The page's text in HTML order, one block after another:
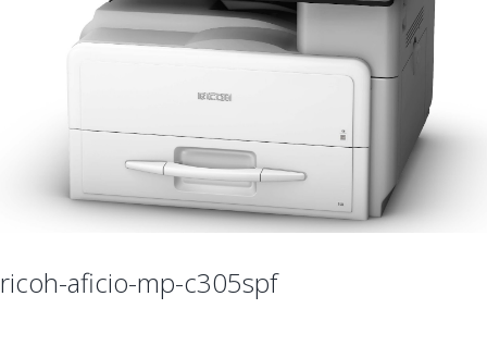
ricoh-aficio-mp-c305spf